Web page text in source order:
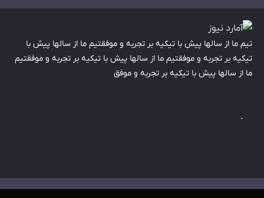
تیم ما از سالها پیش با تیکیه بر تجربه و موفقتیم ما از سالها پیش با
تیکیه بر تجربه و موفقتیم ما از سالها پیش با تیکیه بر تجربه و موفقتیم
ما از سالها پیش با تیکیه بر تجربه و موفق
.